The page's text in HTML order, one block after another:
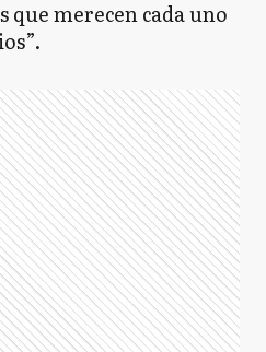
que merecen cada uno